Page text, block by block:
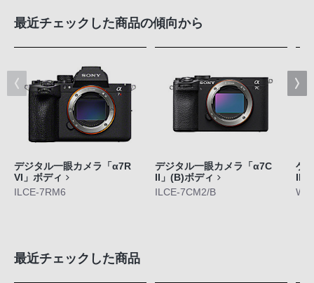
最近チェックした商品の傾向から
デジタル一眼カメラ「α7R
VI」ボディ
ILCE-7RM6
デジタル一眼カメラ「α7C
II」(B)ボディ
ILCE-7CM2/B
ゲ
最近チェックした商品